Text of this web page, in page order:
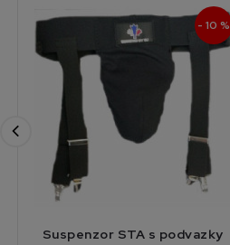
- 10 %
Suspenzor STA s podvazky